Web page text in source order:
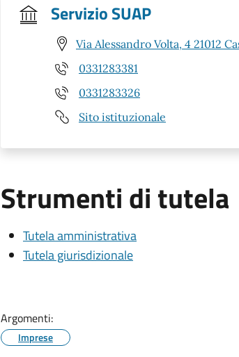
Servizio SUAP
Via Alessandro Volta, 4 21012
0331283381
0331283326
Sito istituzionale
Strumenti di tutela
Tutela amministrativa
Tutela giurisdizionale
Argomenti:
Imprese